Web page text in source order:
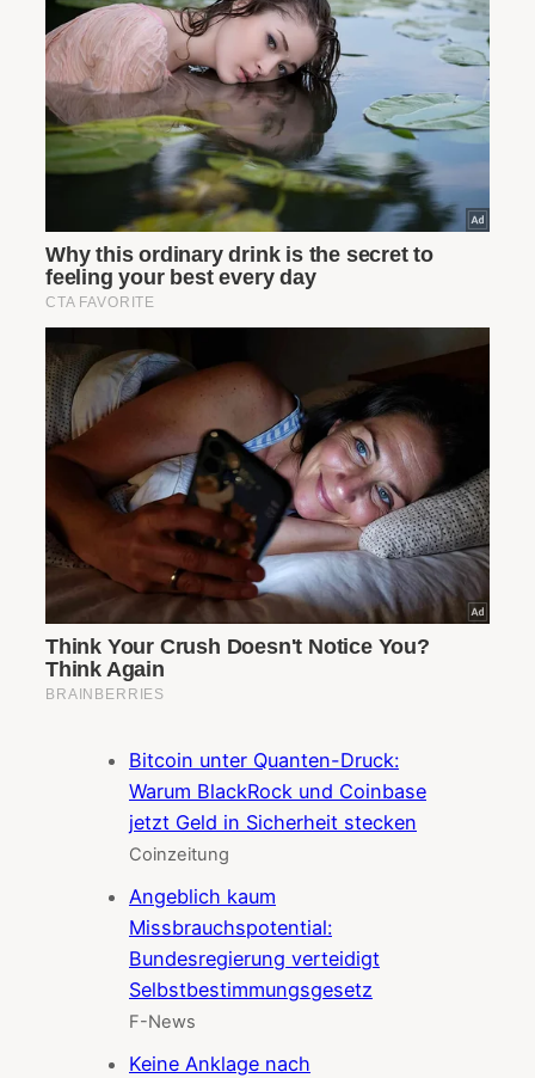
Bitcoin unter Quanten-Druck:
Warum BlackRock und Coinbase
jetzt Geld in Sicherheit stecken
Coinzeitung
Angeblich kaum
Missbrauchspotential:
Bundesregierung verteidigt
Selbstbestimmungsgesetz
F-News
Keine Anklage nach